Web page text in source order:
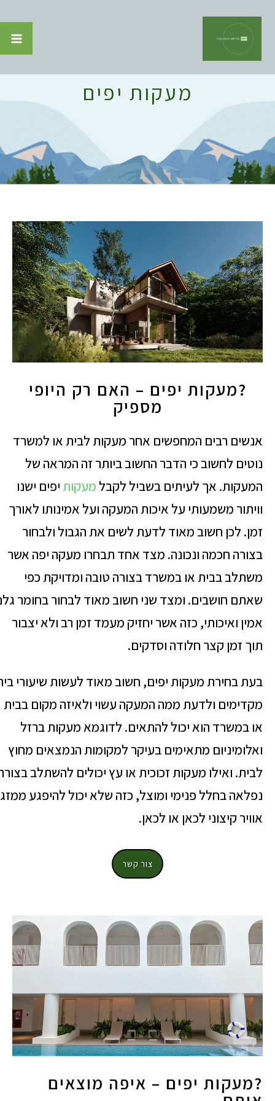
מעקות יפים
?מעקות יפים – האם רק היופי
מספיק
אנשים רבים המחפשים אחר מעקות לבית או למשרד
נוטים לחשוב כי הדבר החשוב ביותר זה המראה של
המעקות. אך לעיתים בשביל לקבלמעקותיפים ישנו
וויתור משמעותי על איכות המעקה ועל אמינותו לאורך
זמן. לכן חשוב מאוד לדעת לשים את הגבול ולבחור
בצורה חכמה ונכונה. מצד אחד תבחרו מעקה יפה אשר
משתלב בבית או במשרד בצורה טובה ומדויקת כפי
שאתם חושבים. ומצד שני חשוב מאוד לבחור בחומר גלם
אמין ואיכותי, כזה אשר יחזיק מעמד זמן רב ולא יצבור
תוך זמן קצר חלודה וסדקים.
בעת בחירת מעקות יפים, חשוב מאוד לעשות שיעורי בית
מקדימים ולדעת ממה המעקה עשוי ולאיזה מקום בבית
או במשרד הוא יכול להתאים. לדוגמא מעקות ברזל
ואלומיניום מתאימים בעיקר למקומות הנמצאים מחוץ
לבית. ואילו מעקות זכוכית או עץ יכולים להשתלב בצורה
נפלאה בחלל פנימי ומוצל, כזה שלא יכול להיפגע ממזג
אוויר קיצוני לכאן או לכאן.
צור קשר
?מעקות יפים – איפה מוצאים